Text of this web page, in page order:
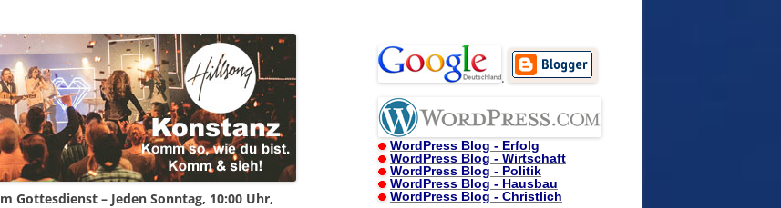
Gottesdienst – Jeden Sonntag, 10:00 Uhr,
.
WordPress Blog - Erfolg
WordPress Blog - Wirtschaft
WordPress Blog - Politik
WordPress Blog - Hausbau
WordPress Blog - Christlich